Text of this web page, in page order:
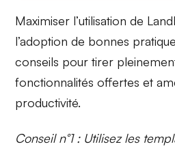
Maximiser l’utilisation de
l’adoption de bonnes
conseils pour tirer
fonctionnalités offertes et
productivité.
Conseil n°1 : Utilisez les